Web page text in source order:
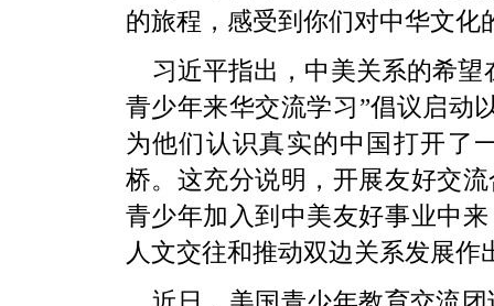
的旅程，感受到你们对中华文化
习近平指出，中美关系的希
青少年来华交流学习”倡议启动
为他们认识真实的中国打开了
桥。这充分说明，开展友好交
青少年加入到中美友好事业中
人文交往和推动双边关系发展作